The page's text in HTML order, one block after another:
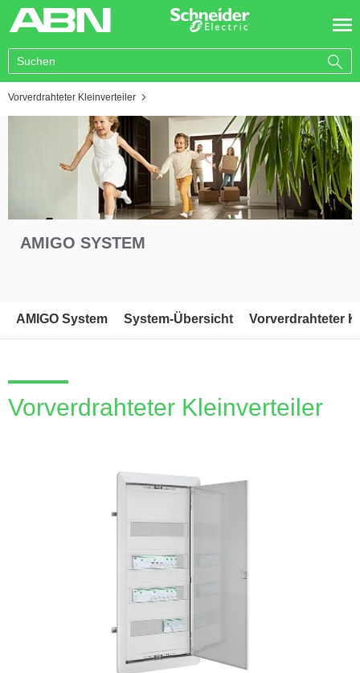
You are here:
Vorverdrahteter Kleinverteiler
AMIGO SYSTEM
AMIGO System System-Übersicht Vorverdrahteter
Vorverdrahteter Kleinverteiler